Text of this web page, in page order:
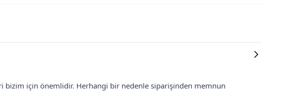
için önemlidir. Herhangi bir nedenle siparişinden memnun